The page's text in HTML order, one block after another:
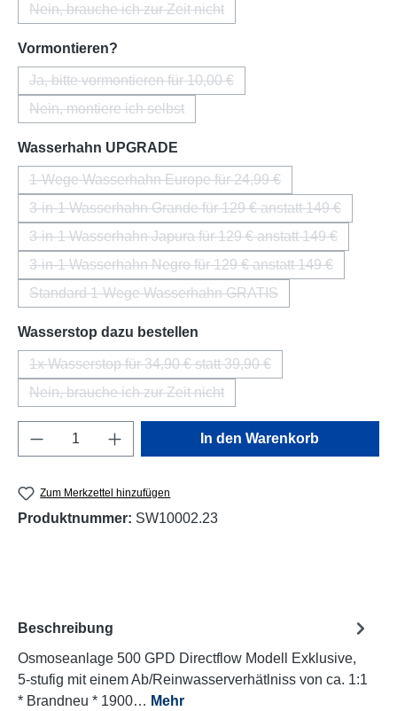
Nein, brauche ich zur Zeit nicht
(Diese Option ist zurzeit nicht verfügbar.)
Vormontieren?
Ja, bitte vormontieren für 10,00 €
(Diese Option ist zurzeit nicht verfügbar.)
Nein, montiere ich selbst
(Diese Option ist zurzeit nicht verfügbar.)
Wasserhahn UPGRADE
1-Wege Wasserhahn Europe für 24,99 €
(Diese Option ist zurzeit nicht verfügbar.)
3-in-1 Wasserhahn Grande für 129 € anstatt 149 €
(Diese Option ist zurzeit nicht
3-in-1 Wasserhahn Japura für 129 € anstatt 149 €
(Diese Option ist zurzeit nicht
3-in-1 Wasserhahn Negro für 129 € anstatt 149 €
(Diese Option ist zurzeit nicht
Standard 1-Wege Wasserhahn GRATIS
(Diese Option ist zurzeit nicht verfügbar.)
Wasserstop dazu bestellen
1x Wasserstop für 34,90 € statt 39,90 €
(Diese Option ist zurzeit nicht verfügbar.)
Nein, brauche ich zur Zeit nicht
(Diese Option ist zurzeit nicht verfügbar.)
Produkt Anzahl: Gib den gewünschten
In den Warenkorb
Zum Merkzettel hinzufügen
Produktnummer: SW10002.23
Beschreibung
Osmoseanlage 500 GPD Directflow Modell Exklusive,
5-stufig mit einem Ab/Reinwasserverhätlniss von ca. 1:1
* Brandneu * 1900… Mehr